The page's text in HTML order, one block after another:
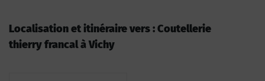
Localisation et itinéraire vers : Coutellerie
thierry francal à Vichy